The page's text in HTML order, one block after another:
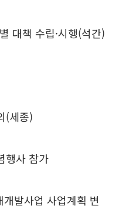
대책 수립·시행(석간)
(세종)
행사 참가
발사업 사업계획 변